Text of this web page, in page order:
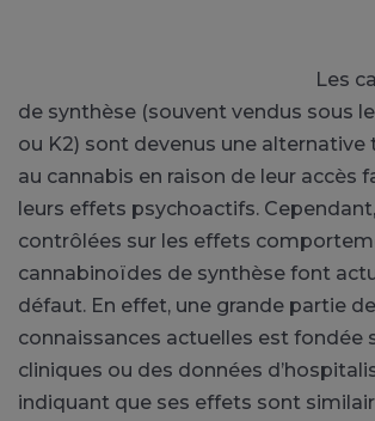
Les
de synthèse (souvent vendus sous
ou K2) sont devenus une alternative
au cannabis en raison de leur accès
leurs effets psychoactifs.
contrôlées sur les effets
cannabinoïdes de synthèse font
défaut. En effet, une grande partie
connaissances actuelles est fondée
cliniques ou des données
indiquant que ses effets sont